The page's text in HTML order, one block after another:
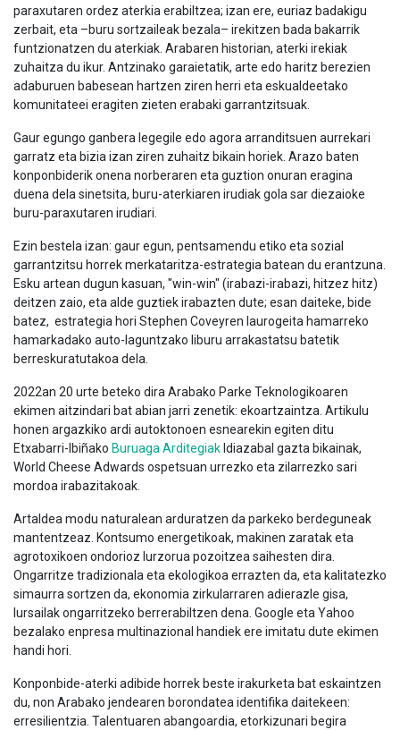
paraxutaren ordez aterkia erabiltzea; izan ere, euriaz badakigu
zerbait, eta –buru sortzaileak bezala– irekitzen bada bakarrik
funtzionatzen du aterkiak. Arabaren historian, aterki irekiak
zuhaitza du ikur. Antzinako garaietatik, arte edo haritz berezien
adaburuen babesean hartzen ziren herri eta eskualdeetako
komunitateei eragiten zieten erabaki garrantzitsuak.
Gaur egungo ganbera legegile edo agora arranditsuen aurrekari
garratz eta bizia izan ziren zuhaitz bikain horiek. Arazo baten
konponbiderik onena norberaren eta guztion onuran eragina
duena dela sinetsita, buru-aterkiaren irudiak gola sar diezaioke
buru-paraxutaren irudiari.
Ezin bestela izan: gaur egun, pentsamendu etiko eta sozial
garrantzitsu horrek merkataritza-estrategia batean du erantzuna.
Esku artean dugun kasuan, "win-win" (irabazi-irabazi, hitzez hitz)
deitzen zaio, eta alde guztiek irabazten dute; esan daiteke, bide
batez, estrategia hori Stephen Coveyren laurogeita hamarreko
hamarkadako auto-laguntzako liburu arrakastatsu batetik
berreskuratutakoa dela.
2022an 20 urte beteko dira Arabako Parke Teknologikoaren
ekimen aitzindari bat abian jarri zenetik: ekoartzaintza. Artikulu
honen argazkiko ardi autoktonoen esnearekin egiten ditu
Etxabarri-Ibiñako Buruaga Arditegiak Idiazabal gazta bikainak,
World Cheese Adwards ospetsuan urrezko eta zilarrezko sari
mordoa irabazitakoak.
Artaldea modu naturalean arduratzen da parkeko berdeguneak
mantentzeaz. Kontsumo energetikoak, makinen zaratak eta
agrotoxikoen ondorioz lurzorua pozoitzea saihesten dira.
Ongarritze tradizionala eta ekologikoa errazten da, eta kalitatezko
simaurra sortzen da, ekonomia zirkularraren adierazle gisa,
lursailak ongarritzeko berrerabiltzen dena. Google eta Yahoo
bezalako enpresa multinazional handiek ere imitatu dute ekimen
handi hori.
Konponbide-aterki adibide horrek beste irakurketa bat eskaintzen
du, non Arabako jendearen borondatea identifika daitekeen:
erresilientzia. Talentuaren abangoardia, etorkizunari begira